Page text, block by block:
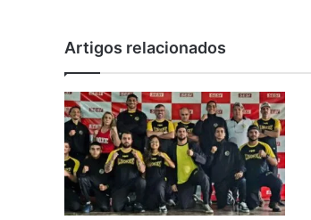
Artigos relacionados